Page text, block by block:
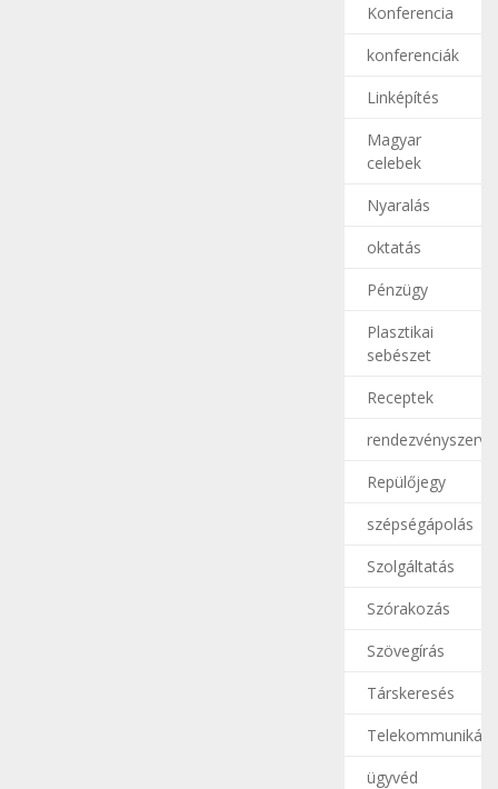
Konferencia
konferenciák
Linképítés
Magyar
celebek
Nyaralás
oktatás
Pénzügy
Plasztikai
sebészet
Receptek
Repülőjegy
szépségápolás
Szolgáltatás
Szórakozás
Szövegírás
Társkeresés
ügyvéd